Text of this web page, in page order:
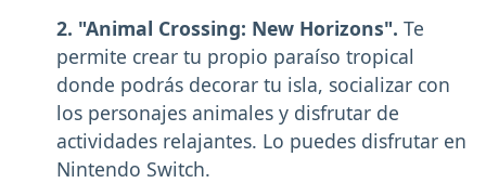
2. "Animal Crossing: New Horizons". Te
permite crear tu propio paraíso tropical
donde podrás decorar tu isla, socializar con
los personajes animales y disfrutar de
actividades relajantes. Lo puedes disfrutar en
Nintendo Switch.